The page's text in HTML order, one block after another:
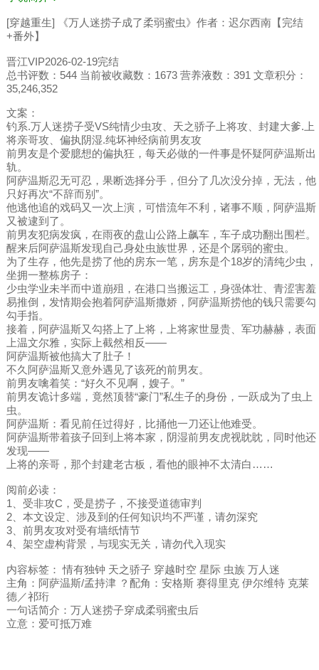
[穿越重生] 《万人迷捞子成了柔弱蜜虫》作者：迟尔西南【完结
+番外】
晋江VIP2026-02-19完结
总书评数：544 当前被收藏数：1673 营养液数：391 文章积分：
35,246,352
文案：
钓系.万人迷捞子受VS纯情少虫攻、天之骄子上将攻、封建大爹.上
将亲哥攻、偏执阴湿.纯坏神经病前男友攻
前男友是个爱臆想的偏执狂，每天必做的一件事是怀疑阿萨温斯出
轨。
阿萨温斯忍无可忍，果断选择分手，但分了几次没分掉，无法，他
只好再次“不辞而别”。
他逃他追的戏码又一次上演，可惜流年不利，诸事不顺，阿萨温斯
又被逮到了。
前男友犯病发疯，在雨夜的盘山公路上飙车，车子成功翻出围栏。
醒来后阿萨温斯发现自己身处虫族世界，还是个孱弱的蜜虫。
为了生存，他先是捞了他的房东一笔，房东是个18岁的清纯少虫，
坐拥一整栋房子：
少虫学业未半而中道崩殂，在港口当搬运工，身强体壮、青涩害羞
易推倒，发情期会抱着阿萨温斯撒娇，阿萨温斯捞他的钱只需要勾
勾手指。
接着，阿萨温斯又勾搭上了上将，上将家世显贵、军功赫赫，表面
上温文尔雅，实际上截然相反——
阿萨温斯被他搞大了肚子！
不久阿萨温斯又意外遇见了该死的前男友。
前男友噙着笑：“好久不见啊，嫂子。”
前男友诡计多端，竟然顶替“豪门”私生子的身份，一跃成为了虫上
虫。
阿萨温斯：看见前任过得好，比捅他一刀还让他难受。
阿萨温斯带着孩子回到上将本家，阴湿前男友虎视眈眈，同时他还
发现——
上将的亲哥，那个封建老古板，看他的眼神不太清白……
阅前必读：
1、受非攻C，受是捞子，不接受道德审判
2、本文设定、涉及到的任何知识均不严谨，请勿深究
3、前男友攻对受有墙纸情节
4、架空虚构背景，与现实无关，请勿代入现实
内容标签： 情有独钟 天之骄子 穿越时空 星际 虫族 万人迷
主角：阿萨温斯/孟持津 ？配角：安格斯 赛得里克 伊尔维特 克莱
德／祁珩
一句话简介：万人迷捞子穿成柔弱蜜虫后
立意：爱可抵万难